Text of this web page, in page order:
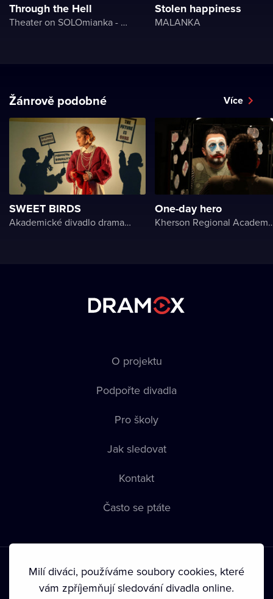
Through the Hell
Theater on SOLOmianka - Kyiv Chamber Theater
Stolen happiness
MALANKA
Žánrově podobné Více
SWEET BIRDS
Akademické divadlo dramatu Lesji Ukrajinky
One-day hero
Kherson Regional Academic
O projektu
Podpořte divadla
Pro školy
Jak sledovat
Kontakt
Často se ptáte
Milí diváci, používáme soubory cookies, které
vám zpříjemňují sledování divadla online.